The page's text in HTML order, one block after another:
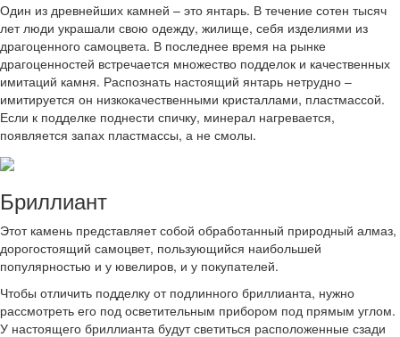
Один из древнейших камней – это янтарь. В течение сотен тысяч
лет люди украшали свою одежду, жилище, себя изделиями из
драгоценного самоцвета. В последнее время на рынке
драгоценностей встречается множество подделок и качественных
имитаций камня. Распознать настоящий янтарь нетрудно –
имитируется он низкокачественными кристаллами, пластмассой.
Если к подделке поднести спичку, минерал нагревается,
появляется запах пластмассы, а не смолы.
Бриллиант
Этот камень представляет собой обработанный природный алмаз,
дорогостоящий самоцвет, пользующийся наибольшей
популярностью и у ювелиров, и у покупателей.
Чтобы отличить подделку от подлинного бриллианта, нужно
рассмотреть его под осветительным прибором под прямым углом.
У настоящего бриллианта будут светиться расположенные сзади